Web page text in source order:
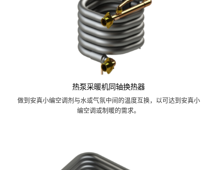
热泵采暖机同轴换热器
做到安真小编空调剂与水或气氛中间的温度互换，以可达到安真小
编空调或制暖的需求。